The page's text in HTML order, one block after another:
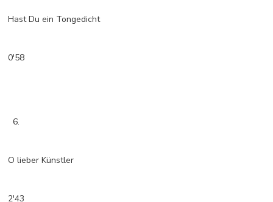
Hast Du ein Tongedicht
0'58
6.
O lieber Künstler
2'43